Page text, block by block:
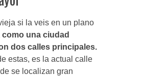
si la veis en un plano
una ciudad
dos calles principales.
estas, es la actual calle
se localizan gran